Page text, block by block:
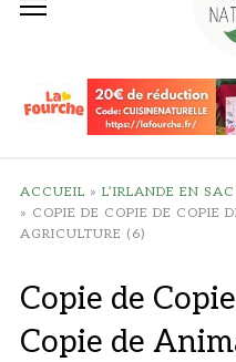
ACCUEIL » L’IRLANDE EN
» COPIE DE COPIE DE COPIE
AGRICULTURE (6)
Copie de
Copie de